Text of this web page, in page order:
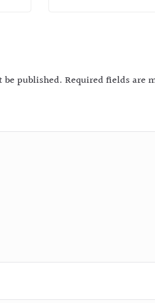
published. Required fields are